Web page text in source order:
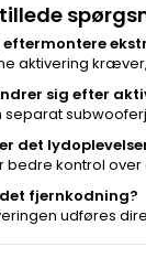
eftermontere
aktivering
sig efter
separat
det
bedre kontrol
fjernkodning?
udføres